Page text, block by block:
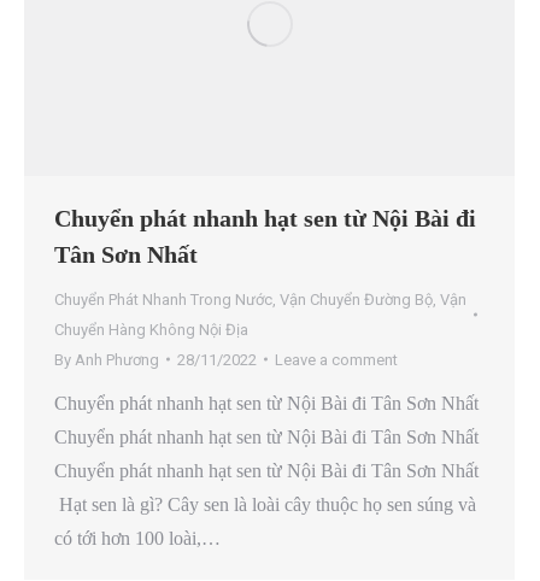
Chuyển phát nhanh hạt sen từ Nội Bài đi
Tân Sơn Nhất
Chuyển Phát Nhanh Trong Nước Vận Chuyển Đường Bộ Vận
Chuyển Hàng Không Nội Địa
By Anh Phương 28/11/2022 Leave a comment
Chuyển phát nhanh hạt sen từ Nội Bài đi Tân Sơn Nhất
Chuyển phát nhanh hạt sen từ Nội Bài đi Tân Sơn Nhất
Chuyển phát nhanh hạt sen từ Nội Bài đi Tân Sơn Nhất
Hạt sen là gì? Cây sen là loài cây thuộc họ sen súng và
có tới hơn 100 loài,…